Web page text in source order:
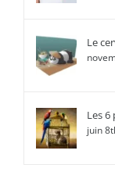
Le
Les 6
juin